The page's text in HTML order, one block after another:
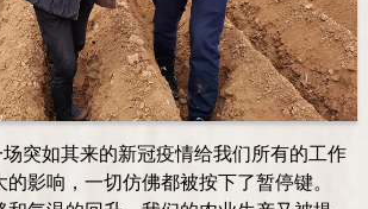
突如其来的新冠疫情给我们所有的工作
影响，一切仿佛都被按下了暂停键。